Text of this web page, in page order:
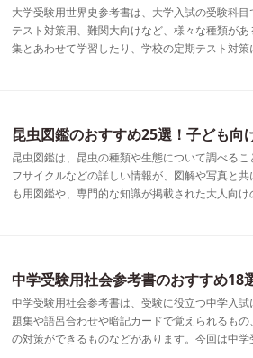
大学受験用世界史参考書は、大学入試の受験科
テスト対策用、難関大向けなど、様々な種類が
集とあわせて学習したり、学校の定期テスト対
昆虫図鑑のおすすめ25選！子ども向
昆虫図鑑は、昆虫の種類や生態について調べる
フサイクルなどの詳しい情報が、図解や写真と
も用図鑑や、専門的な知識が掲載された大人向
中学受験用社会参考書のおすすめ18
中学受験用社会参考書は、受験に役立つ中学入
題集や語呂合わせや暗記カードで覚えられるも
の対策ができるものなどがあります。今回は中